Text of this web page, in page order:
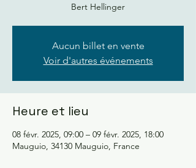
Bert Hellinger
Aucun billet en vente
Voir d'autres événements
Heure et lieu
08 févr. 2025, 09:00 – 09 févr. 2025, 18:00
Mauguio, 34130 Mauguio, France